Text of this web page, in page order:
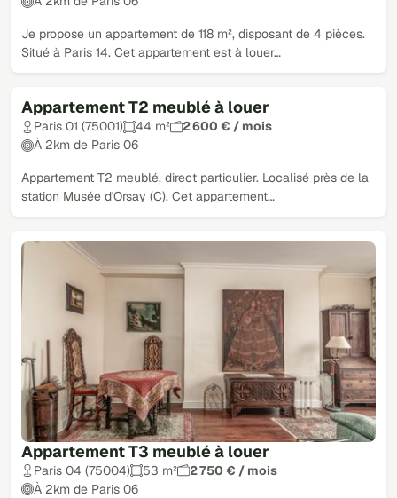
Je propose un appartement de 118 m², disposant de 4 pièces.
Situé à Paris 14. Cet appartement est à louer…
Appartement T2 meublé à louer
Paris 01 (75001) 44 m²
2 600 € / mois
À 2km de Paris 06
Appartement T2 meublé, direct particulier. Localisé près de la
station Musée d'Orsay (C). Cet appartement…
Appartement T3 meublé à louer
Paris 04 (75004) 53 m²
2 750 € / mois
À 2km de Paris 06